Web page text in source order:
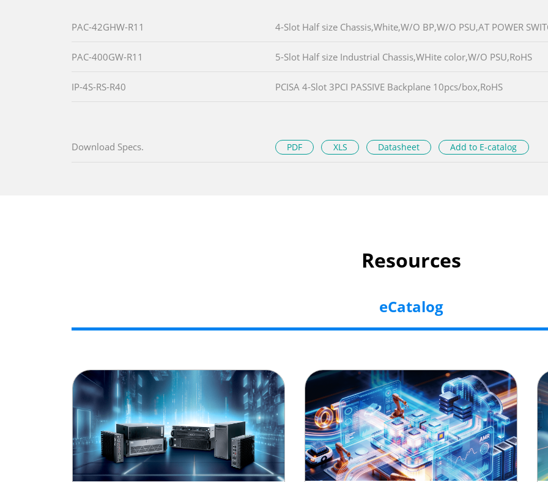
PAC-42GHW-R11 4-Slot Half size Chassis,White,W/O BP,W/O PSU,AT POWER
PAC-400GW-R11 5-Slot Half size Industrial Chassis,WHite color,W/O PSU,RoHS
IP-4S-RS-R40 PCISA 4-Slot 3PCI PASSIVE Backplane 10pcs/box,RoHS
Download Specs. PDF XLS Datasheet Add to E-catalog
Resources
eCatalog